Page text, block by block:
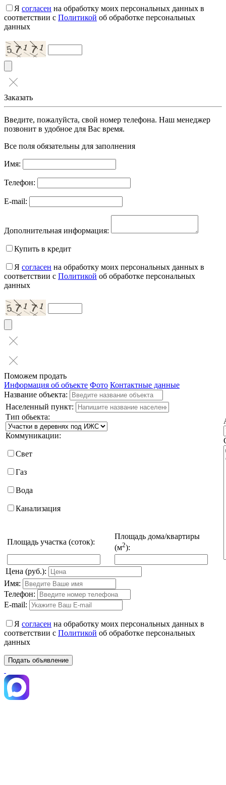
Я согласен на обработку моих персональных данных в
соответствии с Политикой об обработке персональных
данных
Заказать
Введите, пожалуйста, свой номер телефона. Наш менеджер
позвонит в удобное для Вас время.
Все поля обязательны для заполнения
Имя:
Телефон:
E-mail:
Дополнительная информация:
Купить в кредит
Я согласен на обработку моих персональных данных в
соответствии с Политикой об обработке персональных
данных
Поможем продать
Информация об объекте Фото Контактные данные
Название объекта:
Населенный пункт:
Тип обьекта:
Коммуникации:
Свет
Газ
Вода
Канализация
Площадь участка (соток):
Площадь дома/квартиры
(м2):
Цена (руб.):
Имя:
Телефон:
E-mail:
Я согласен на обработку моих персональных данных в
соответствии с Политикой об обработке персональных
данных